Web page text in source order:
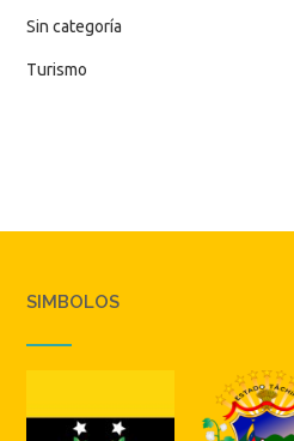
Sin categoría
Turismo
SIMBOLOS